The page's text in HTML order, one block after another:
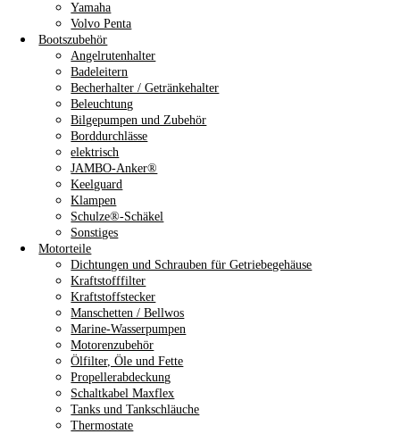
Yamaha
Volvo Penta
Bootszubehör
Angelrutenhalter
Badeleitern
Becherhalter / Getränkehalter
Beleuchtung
Bilgepumpen und Zubehör
Borddurchlässe
elektrisch
JAMBO-Anker®
Keelguard
Klampen
Schulze®-Schäkel
Sonstiges
Motorteile
Dichtungen und Schrauben für Getriebegehäuse
Kraftstofffilter
Kraftstoffstecker
Manschetten / Bellwos
Marine-Wasserpumpen
Motorenzubehör
Ölfilter, Öle und Fette
Propellerabdeckung
Schaltkabel Maxflex
Tanks und Tankschläuche
Thermostate